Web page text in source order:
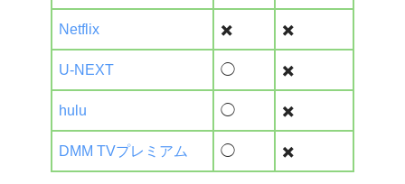
Netflix ✖️ ✖️
U-NEXT ◯ ✖️
hulu ◯ ✖️
DMM TVプレミアム ◯ ✖️